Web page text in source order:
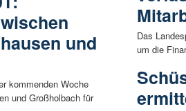
und
kommenden Woche
und Großholbach für
Das
um die